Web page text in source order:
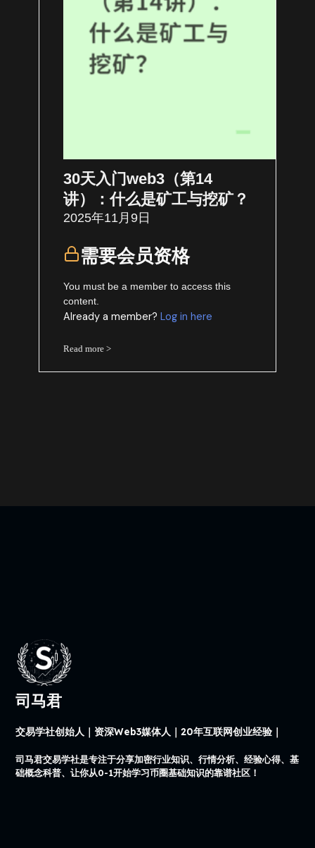
30天入门web3（第14
讲）：什么是矿工与挖矿？
2025年11月9日
需要会员资格
You must be a member to access this
content.
Already a member?Log in here
Read more >
司马君
交易学社创始人｜资深Web3媒体人｜20年互联网创业经验｜
司马君交易学社是专注于分享加密行业知识、行情分析、经验心得、基
础概念科普、让你从0-1开始学习币圈基础知识的靠谱社区！